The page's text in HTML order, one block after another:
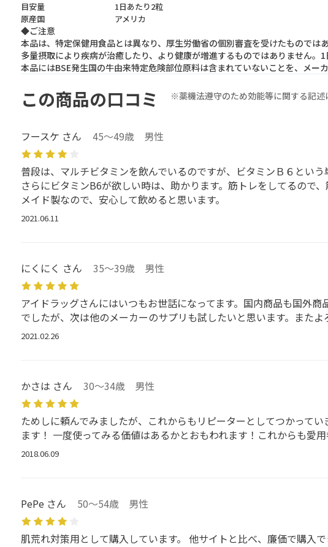
目安量
1日あたり2粒
原産国
アメリカ
◆ご注意
本品は、特定保健用食品とは異なり、厚生労働省の個別審査を受けたものではあ
多量摂取により疾病が治癒したり、より健康が増進するものではありません。1
本品にはBSE発生国の牛由来特定危険部位原料は含まれていないことを、メー
この商品の口コミ ※薬機法遵守のため効能等に関する記
フースケ さん 45～49歳 男性
普段は、マルチビタミンを飲んでいるのですが、ビタミンＢ６とい
さらにビタミンB6が欲しい時は、助かります。筋トレをしてるので
メイド製なので、安心して飲めると思います。
2021.06.11
にくにく さん 35～39歳 男性
アイドラッグさんにはいつもお世話になってます。国内商品も国外
でしたが、次は他のメーカーのサプリも試したいと思います。またよ
2021.02.26
かさは さん 30～34歳 男性
ためしに頼んでみましたが、これからもリピーターとしてつかって
ます！ 一度使ってみる価値はあるかとおもわれます！これからも愛用
2018.06.09
PePe さん 50～54歳 男性
肌荒れ対策用として購入しています。 他サイトと比べ、廉価で購入で